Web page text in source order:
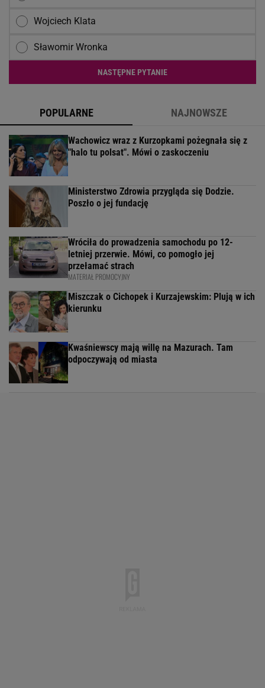
Wojciech Klata
Sławomir Wronka
NASTĘPNE PYTANIE
POPULARNE NAJNOWSZE
Wachowicz wraz z Kurzopkami pożegnała się z
"halo tu polsat". Mówi o zaskoczeniu
Ministerstwo Zdrowia przygląda się Dodzie.
Poszło o jej fundację
Wróciła do prowadzenia samochodu po 12-
letniej przerwie. Mówi, co pomogło jej
przełamać strach
MATERIAŁ PROMOCYJNY
Miszczak o Cichopek i Kurzajewskim: Plują w ich
kierunku
Kwaśniewscy mają willę na Mazurach. Tam
odpoczywają od miasta